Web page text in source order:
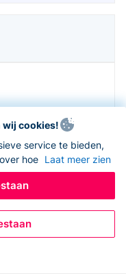
wij cookies!
service te bieden,
hoe Laat meer zien